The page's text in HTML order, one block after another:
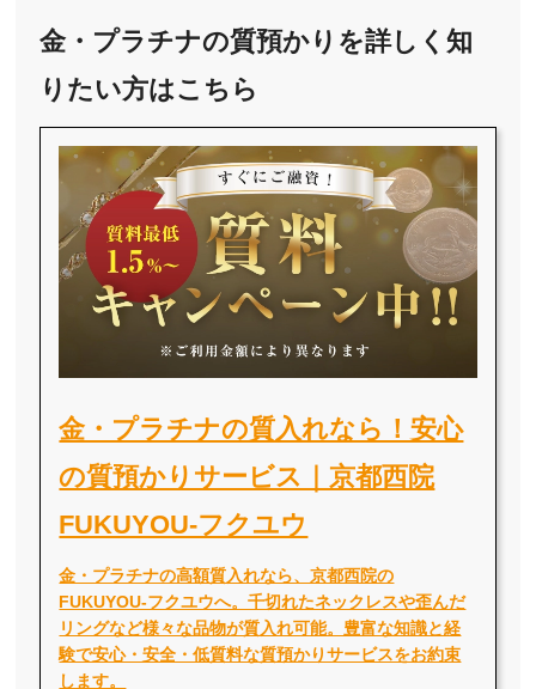
金・プラチナの質預かりを詳しく知
りたい方はこちら
金・プラチナの質入れなら！安心
の質預かりサービス｜京都西院
FUKUYOU-フクユウ
金・プラチナの高額質入れなら、京都西院の
FUKUYOU-フクユウへ。千切れたネックレスや歪んだ
リングなど様々な品物が質入れ可能。豊富な知識と経
験で安心・安全・低質料な質預かりサービスをお約束
します。